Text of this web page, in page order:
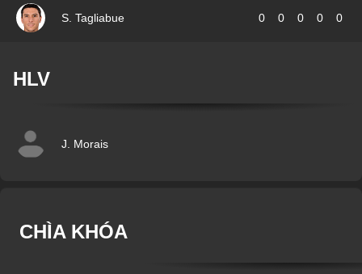
S. Tagliabue 0 0 0 0 0
HLV
J. Morais
CHÌA KHÓA